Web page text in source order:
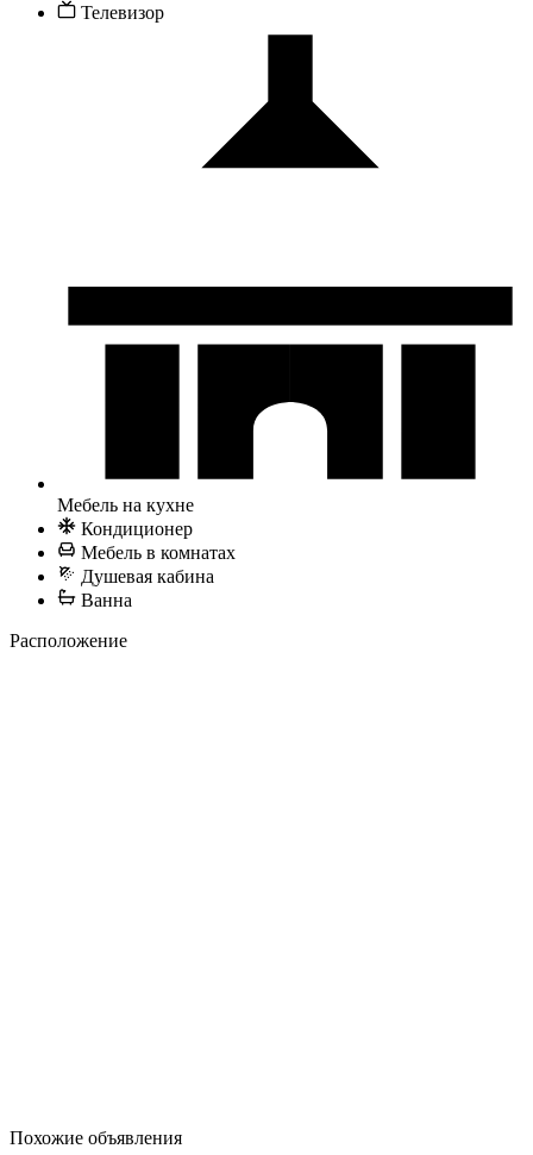
Телевизор
Мебель на кухне
Кондиционер
Мебель в комнатах
Душевая кабина
Ванна
Расположение
Похожие объявления